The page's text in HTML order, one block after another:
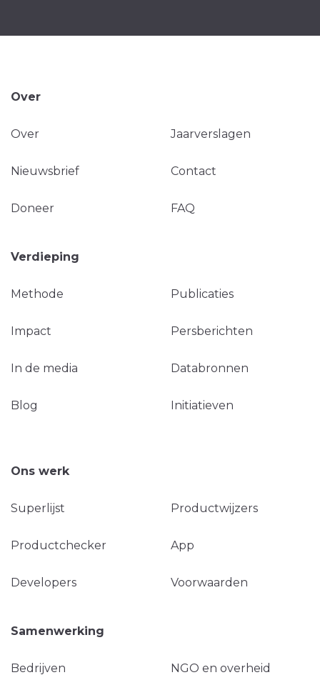
Over
Over Jaarverslagen
Nieuwsbrief Contact
Doneer FAQ
Verdieping
Methode Publicaties
Impact Persberichten
In de media Databronnen
Blog Initiatieven
Ons werk
Superlijst Productwijzers
Productchecker App
Developers Voorwaarden
Samenwerking
Bedrijven NGO en overheid